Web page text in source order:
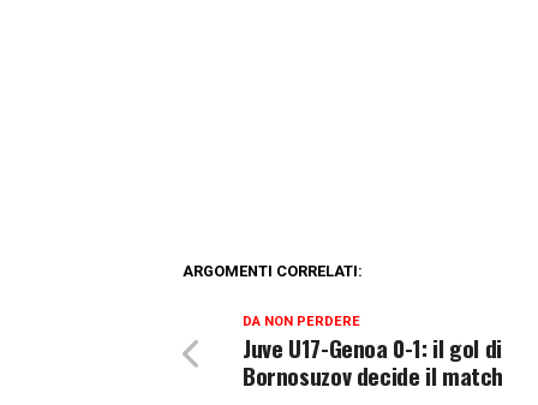
ARGOMENTI CORRELATI:
DA NON PERDERE
Juve U17-Genoa 0-1: il gol di
Bornosuzov decide il match